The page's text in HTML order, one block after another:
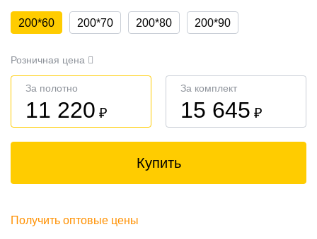
200*60 200*70 200*80 200*90
Розничная цена
За полотно
11 220 ₽
За комплект
15 645 ₽
Купить
Получить оптовые цены